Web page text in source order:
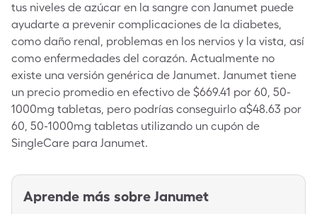
tus niveles de azúcar en la sangre con Janumet puede
ayudarte a prevenir complicaciones de la diabetes,
como daño renal, problemas en los nervios y la vista, así
como enfermedades del corazón. Actualmente no
existe una versión genérica de Janumet. Janumet tiene
un precio promedio en efectivo de $669.41 por 60, 50-
1000mg tabletas, pero podrías conseguirlo a$48.63 por
60, 50-1000mg tabletas utilizando un cupón de
SingleCare para Janumet.
Aprende más sobre Janumet